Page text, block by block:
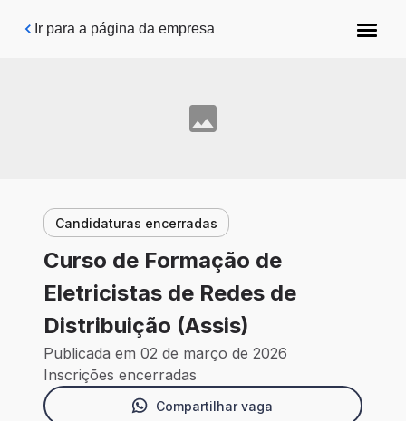
Pular para o conteúdo principal
Ir para a página da empresa
Candidaturas encerradas
Curso de Formação de
Eletricistas de Redes de
Distribuição (Assis)
Publicada em 02 de março de 2026
Inscrições encerradas
Compartilhar vaga